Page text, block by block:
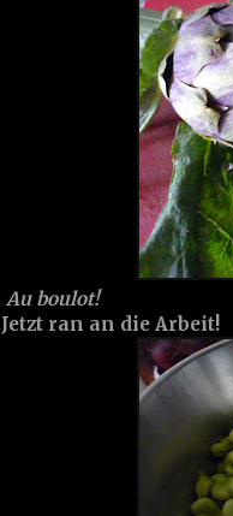
Au boulot!
Jetzt ran an die Arbeit!